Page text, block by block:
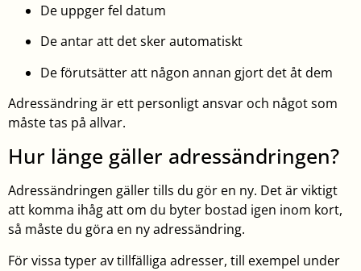
De uppger fel datum
De antar att det sker automatiskt
De förutsätter att någon annan gjort det åt dem
Adressändring är ett personligt ansvar och något som
måste tas på allvar.
Hur länge gäller adressändringen?
Adressändringen gäller tills du gör en ny. Det är viktigt
att komma ihåg att om du byter bostad igen inom kort,
så måste du göra en ny adressändring.
För vissa typer av tillfälliga adresser, till exempel under